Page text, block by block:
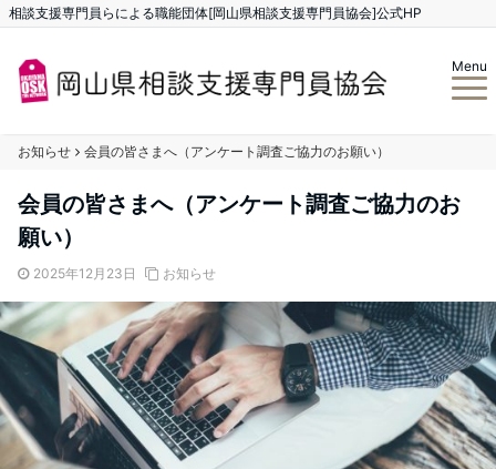
相談支援専門員らによる職能団体[岡山県相談支援専門員協会]公式HP
Menu
お知らせ 会員の皆さまへ（アンケート調査ご協力のお願い）
会員の皆さまへ（アンケート調査ご協力のお
願い）
2025年12月23日 お知らせ